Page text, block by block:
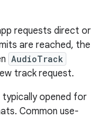
requests direct or
are reached, the
AudioTrack
track request.
opened for
Common use-